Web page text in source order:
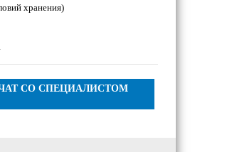
хранения)
СО СПЕЦИАЛИСТОМ